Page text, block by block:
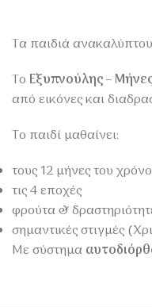
Τα παιδιά
Το Εξυπνούλης –
από εικόνες και
Το παιδί μαθαίνει:
τους 12 μήνες του
τις 4 εποχές
φρούτα &
σημαντικές στιγμές
Με σύστημα